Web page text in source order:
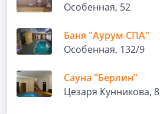
Особенная, 52
Баня "Аурум СПА"
Особенная, 132/9
Сауна "Берлин"
Цезаря Кунникова, 8